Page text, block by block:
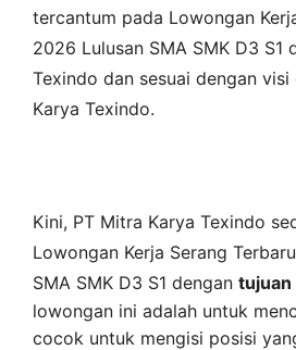
tercantum pada Lowongan
2026 Lulusan SMA SMK D3 S1
Texindo dan sesuai dengan visi
Karya Texindo.
Kini, PT Mitra Karya Texindo
Lowongan Kerja Serang
SMA SMK D3 S1 dengan tujuan
lowongan ini adalah untuk
cocok untuk mengisi posisi